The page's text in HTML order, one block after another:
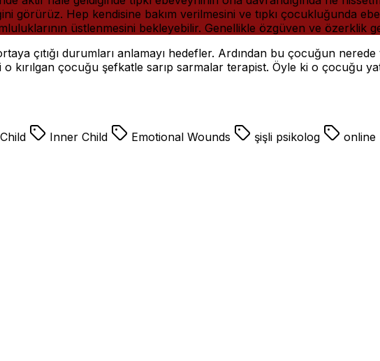
görürüz. Hep kendisine bakım verilmesini ve tıpkı çocukluğunda
üstlenmesini bekleyebilir. Genellikle özgüven ve özerklik
çıtığı durumları anlamayı hedefler. Ardından bu çocuğun nerede
çocuğu şefkatle sarıp sarmalar terapist. Öyle ki o çocuğu
Inner Child Emotional Wounds şişli psikolog online